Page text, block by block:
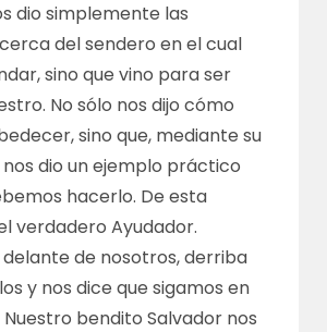
dio simplemente las
del sendero en el cual
sino que vino para ser
No sólo nos dijo cómo
sino que, mediante su
dio un ejemplo práctico
hacerlo. De esta
verdadero Ayudador.
de nosotros, derriba
y nos dice que sigamos en
Nuestro bendito Salvador nos